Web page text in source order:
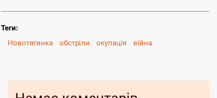
Теги:
Новотягинка
обстріли окупація війна